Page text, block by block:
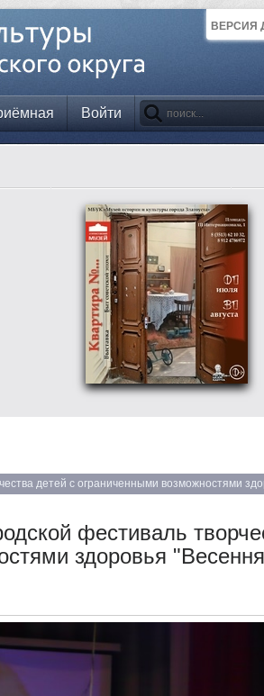
ВЕРСИЯ
Войти
детей с ограниченными возможностями
фестиваль
здоровья